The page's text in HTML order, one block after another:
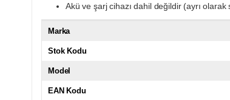
Akü ve şarj cihazı dahil değildir (ayrı olarak
Marka
Stok Kodu
Model
EAN Kodu